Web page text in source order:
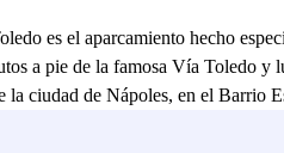
es el aparcamiento hecho
a pie de la famosa Vía Toledo y
la ciudad de Nápoles, en el Barrio